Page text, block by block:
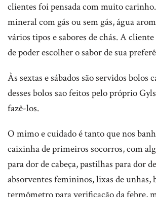
clientes foi pensada com muito
mineral com gás ou sem gás, água
vários tipos e sabores de chás. A
de poder escolher o sabor de sua
Às sextas e sábados são servidos bolos
desses bolos sao feitos pelo próprio
fazê-los.
O mimo e cuidado é tanto que nos
caixinha de primeiros socorros, com
para dor de cabeça, pastilhas para dor
absorventes femininos, lixas de unhas,